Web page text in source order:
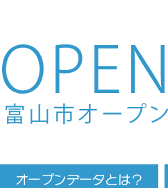
Skip to main content